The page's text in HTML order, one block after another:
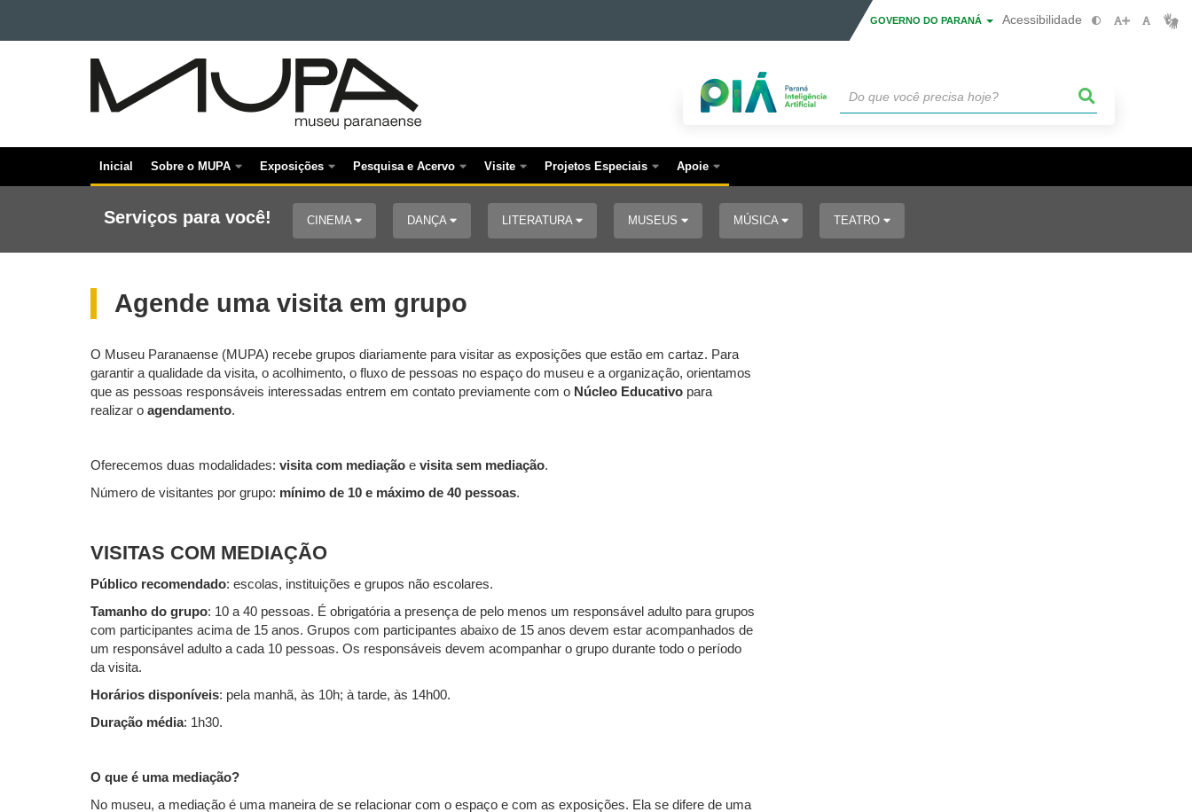
Ir para a navegação
Ir para a busca
GOVERNO DO PARANÁ Acessibilidade
MUSEU
PARANAENSE
Navegação
principal
Inicial Sobre o MUPA Exposições Pesquisa e Acervo Visite Projetos Especiais Apoie
Serviços para você! CINEMA DANÇA LITERATURA MUSEUS MÚSICA TEATRO
Agende uma visita em grupo
O Museu Paranaense (MUPA) recebe grupos diariamente para visitar as exposições que estão em cartaz. Para
garantir a qualidade da visita, o acolhimento, o fluxo de pessoas no espaço do museu e a organização, orientamos
que as pessoas responsáveis interessadas entrem em contato previamente com o Núcleo Educativo para
realizar o agendamento.
Oferecemos duas modalidades: visita com mediação e visita sem mediação.
Número de visitantes por grupo: mínimo de 10 e máximo de 40 pessoas.
VISITAS COM MEDIAÇÃO
Público recomendado: escolas, instituições e grupos não escolares.
Tamanho do grupo: 10 a 40 pessoas. É obrigatória a presença de pelo menos um responsável adulto para grupos
com participantes acima de 15 anos. Grupos com participantes abaixo de 15 anos devem estar acompanhados de
um responsável adulto a cada 10 pessoas. Os responsáveis devem acompanhar o grupo durante todo o período
da visita.
Horários disponíveis: pela manhã, às 10h; à tarde, às 14h00.
Duração média: 1h30.
O que é uma mediação?
No museu, a mediação é uma maneira de se relacionar com o espaço e com as exposições. Ela se difere de uma